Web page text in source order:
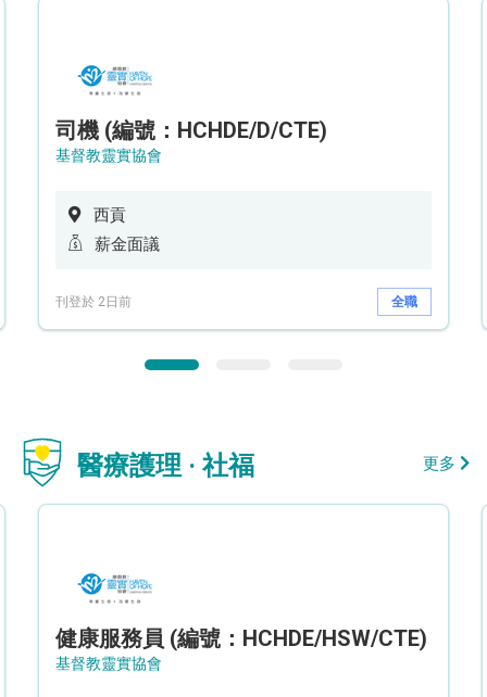
司機 (編號：HCHDE/D/CTE)
基督教靈實協會
西貢
薪金面議
刊登於 2日前 全職
醫療護理 · 社福 更多
健康服務員 (編號：HCHDE/HSW/CTE)
基督教靈實協會